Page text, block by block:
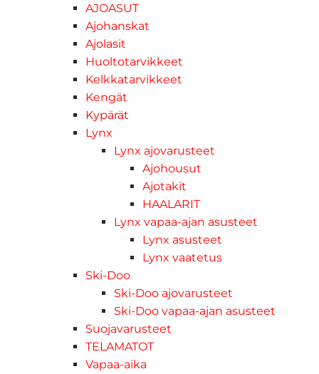
AJOASUT
Ajohanskat
Ajolasit
Huoltotarvikkeet
Kelkkatarvikkeet
Kengät
Kypärät
Lynx
Lynx ajovarusteet
Ajohousut
Ajotakit
HAALARIT
Lynx vapaa-ajan asusteet
Lynx asusteet
Lynx vaatetus
Ski-Doo
Ski-Doo ajovarusteet
Ski-Doo vapaa-ajan asusteet
Suojavarusteet
TELAMATOT
Vapaa-aika